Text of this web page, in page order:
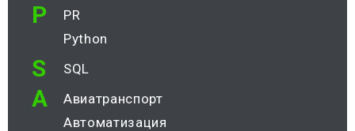
P
PR
Python
S SQL
А
Авиатранспорт
Автоматизация